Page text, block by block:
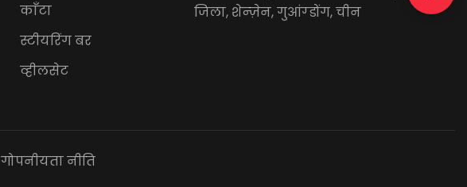
काँटा
स्टीयरिंग बर
व्हीलसेट
जिला, शेन्ज़ेन, गुआंग्डोंग, चीन
गोपनीयता नीति